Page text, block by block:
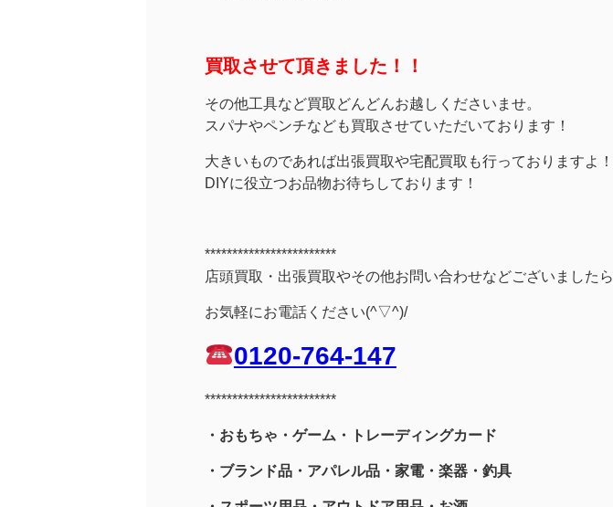
買取させて頂きました！！
その他工具など買取どんどんお越しくださいませ。
スパナやペンチなども買取させていただいております！
大きいものであれば出張買取や宅配買取も行っておりますよ！
DIYに役立つお品物お待ちしております！
************************
店頭買取・出張買取やその他お問い合わせなどございましたら
お気軽にお電話ください(^▽^)/
0120-764-147
************************
・おもちゃ・ゲーム・トレーディングカード
・ブランド品・アパレル品・家電・楽器・釣具